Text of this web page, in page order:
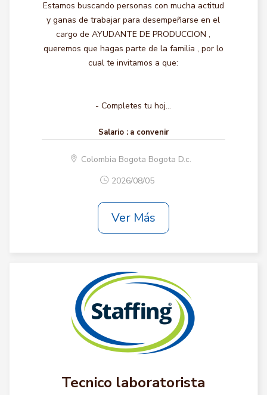
Estamos buscando personas con mucha actitud
y ganas de trabajar para desempeñarse en el
cargo de AYUDANTE DE PRODUCCION ,
queremos que hagas parte de la familia , por lo
cual te invitamos a que:
- Completes tu hoj...
Salario : a convenir
Colombia Bogota Bogota D.c.
2026/08/05
Ver Más
Tecnico laboratorista